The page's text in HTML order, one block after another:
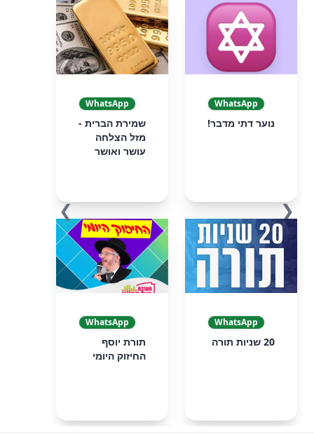
❮
WhatsApp
נוער דתי מדבר!
WhatsApp
שמירת הברית -
מזל הצלחה
עושר ואושר
WhatsApp
20 שניות תורה
WhatsApp
תורת יוסף
החיזוק היומי
❯